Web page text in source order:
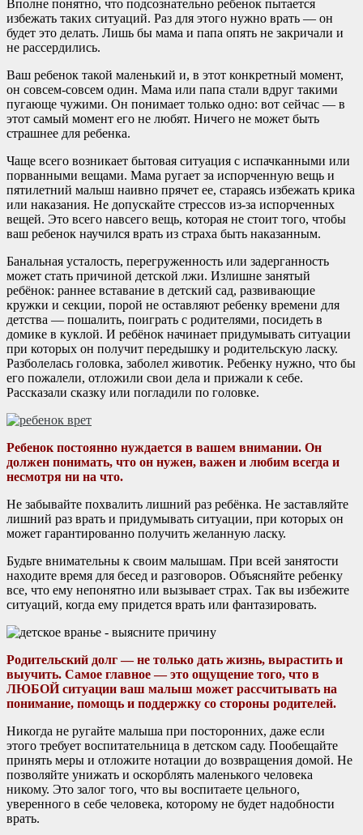
Вполне понятно, что подсознательно ребенок пытается
избежать таких ситуаций. Раз для этого нужно врать — он
будет это делать. Лишь бы мама и папа опять не закричали и
не рассердились.
Ваш ребенок такой маленький и, в этот конкретный момент,
он совсем-совсем один. Мама или папа стали вдруг такими
пугающе чужими. Он понимает только одно: вот сейчас — в
этот самый момент его не любят. Ничего не может быть
страшнее для ребенка.
Чаще всего возникает бытовая ситуация с испачканными или
порванными вещами. Мама ругает за испорченную вещь и
пятилетний малыш наивно прячет ее, стараясь избежать крика
или наказания. Не допускайте стрессов из-за испорченных
вещей. Это всего навсего вещь, которая не стоит того, чтобы
ваш ребенок научился врать из страха быть наказанным.
Банальная усталость, перегруженность или задерганность
может стать причиной детской лжи. Излишне занятый
ребёнок: раннее вставание в детский сад, развивающие
кружки и секции, порой не оставляют ребенку времени для
детства — пошалить, поиграть с родителями, посидеть в
домике в куклой. И ребёнок начинает придумывать ситуации
при которых он получит передышку и родительскую ласку.
Разболелась головка, заболел животик. Ребенку нужно, что бы
его пожалели, отложили свои дела и прижали к себе.
Рассказали сказку или погладили по головке.
Ребенок постоянно нуждается в вашем внимании. Он
должен понимать, что он нужен, важен и любим всегда и
несмотря ни на что.
Не забывайте похвалить лишний раз ребёнка. Не заставляйте
лишний раз врать и придумывать ситуации, при которых он
может гарантированно получить желанную ласку.
Будьте внимательны к своим малышам. При всей занятости
находите время для бесед и разговоров. Объясняйте ребенку
все, что ему непонятно или вызывает страх. Так вы избежите
ситуаций, когда ему придется врать или фантазировать.
Родительский долг — не только дать жизнь, вырастить и
выучить. Самое главное — это ощущение того, что в
ЛЮБОЙ ситуации ваш малыш может рассчитывать на
понимание, помощь и поддержку со стороны родителей.
Никогда не ругайте малыша при посторонних, даже если
этого требует воспитательница в детском саду. Пообещайте
принять меры и отложите нотации до возвращения домой. Не
позволяйте унижать и оскорблять маленького человека
никому. Это залог того, что вы воспитаете цельного,
уверенного в себе человека, которому не будет надобности
врать.